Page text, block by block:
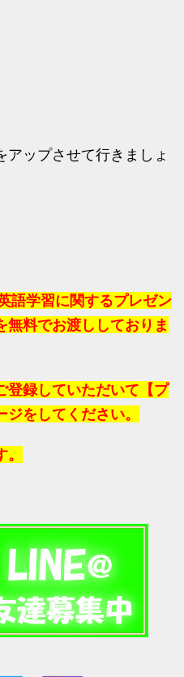
ップさせて行きましょ
語学習に関するプレゼン
無料でお渡ししておりま
登録していただいて【プ
をしてください。